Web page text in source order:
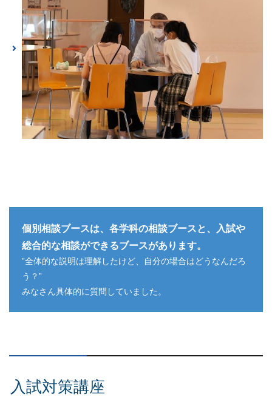
個別相談ブースは、各学科の相談ブースと、入試や
総合的な相談ができるブースがあります。
”全体的な説明は理解したけど、自分の場合はどうなんだろ
う？”
みなさん具体的に質問していました。
入試対策講座